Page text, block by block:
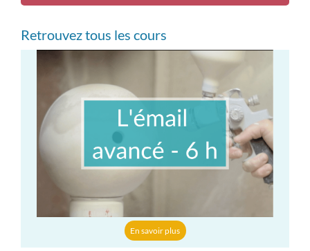
Retrouvez tous les cours
En savoir plus